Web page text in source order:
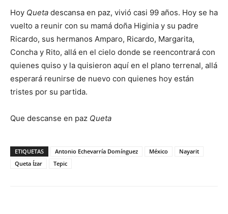
Hoy Queta descansa en paz, vivió casi 99 años. Hoy se ha
vuelto a reunir con su mamá doña Higinia y su padre
Ricardo, sus hermanos Amparo, Ricardo, Margarita,
Concha y Rito, allá en el cielo donde se reencontrará con
quienes quiso y la quisieron aquí en el plano terrenal, allá
esperará reunirse de nuevo con quienes hoy están
tristes por su partida.
Que descanse en paz Queta
ETIQUETAS Antonio Echevarría Domínguez México
Nayarit
Queta Ízar
Tepic